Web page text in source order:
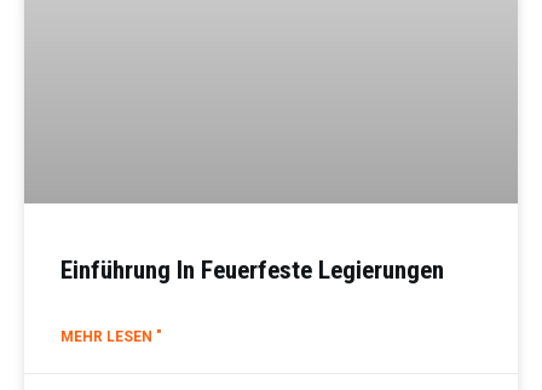
Einführung In Feuerfeste Legierungen
MEHR LESEN "